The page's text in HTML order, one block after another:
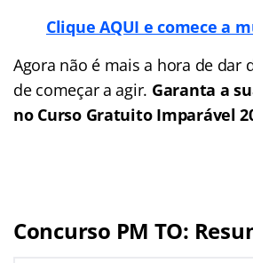
Clique AQUI e comece a
Agora não é mais a hora de dar
de começar a agir. Garanta a
no Curso Gratuito Imparável
Concurso PM TO: